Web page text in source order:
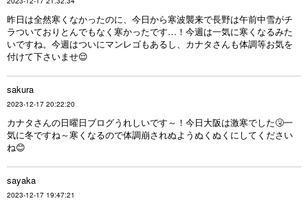
昨日は全然寒くなかったのに、今日から寒波襲来で長野は午前中雪がチ
ラついておりとんでもなく寒かったです…！今週は一気に寒くなるみた
いですね。今週はついにマンレゴもあるし、カナタさんも体調等お気を
付けて下さいませ😌
sakura
2023-12-17 20:22:20
カナタさんの日曜日ブログうれしいです～！今日大阪は激寒でした🤧一
気に冬ですね～寒くなるので体調崩されぬようぬくぬくにしてください
ね😊
sayaka
2023-12-17 19:47:21